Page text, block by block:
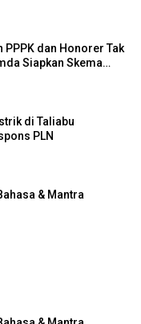
PPPK dan Honorer Tak
Siapkan Skema
di Taliabu
PLN
& Mantra